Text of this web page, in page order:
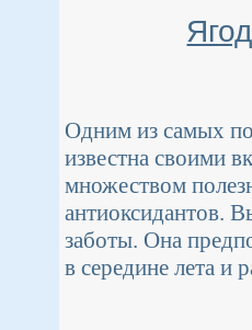
Одним из самых
известна своими
множеством
антиоксидантов.
заботы. Она
в середине лета и